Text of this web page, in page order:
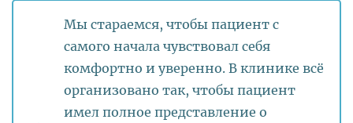
Мы стараемся, чтобы пациент с
самого начала чувствовал себя
комфортно и уверенно. В клинике всё
организовано так, чтобы пациент
имел полное представление о